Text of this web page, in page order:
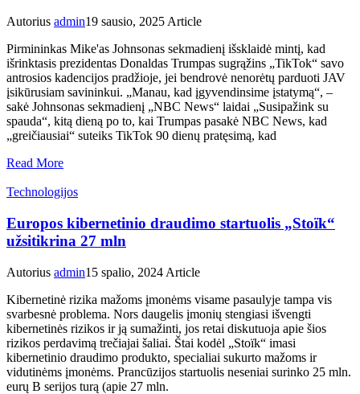
Autorius admin19 sausio, 2025Article
Pirmininkas Mike'as Johnsonas sekmadienį išsklaidė mintį, kad
išrinktasis prezidentas Donaldas Trumpas sugrąžins „TikTok“ savo
antrosios kadencijos pradžioje, jei bendrovė nenorėtų parduoti JAV
įsikūrusiam savininkui. „Manau, kad įgyvendinsime įstatymą“, –
sakė Johnsonas sekmadienį „NBC News“ laidai „Susipažink su
spauda“, kitą dieną po to, kai Trumpas pasakė NBC News, kad
„greičiausiai“ suteiks TikTok 90 dienų pratęsimą, kad
Read More
Technologijos
Europos kibernetinio draudimo startuolis „Stoïk“
užsitikrina 27 mln
Autorius admin15 spalio, 2024 Article
Kibernetinė rizika mažoms įmonėms visame pasaulyje tampa vis
svarbesnė problema. Nors daugelis įmonių stengiasi išvengti
kibernetinės rizikos ir ją sumažinti, jos retai diskutuoja apie šios
rizikos perdavimą trečiajai šaliai. Štai kodėl „Stoïk“ imasi
kibernetinio draudimo produkto, specialiai sukurto mažoms ir
vidutinėms įmonėms. Prancūzijos startuolis neseniai surinko 25 mln.
eurų B serijos turą (apie 27 mln.